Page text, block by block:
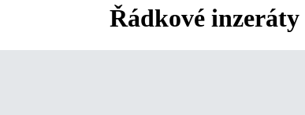
Řádkové